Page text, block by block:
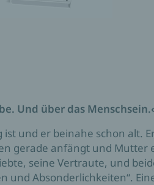
Und über das
und er beinahe schon alt.
gerade anfängt und Mutter
seine Vertraute, und
und Absonderlichkeiten“.